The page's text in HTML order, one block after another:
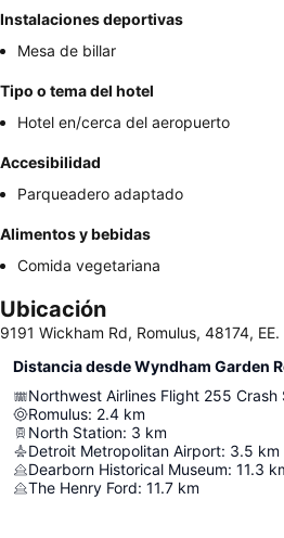
Instalaciones deportivas
Mesa de billar
Tipo o tema del hotel
Hotel en/cerca del aeropuerto
Accesibilidad
Parqueadero adaptado
Alimentos y bebidas
Comida vegetariana
Ubicación
9191 Wickham Rd, Romulus, 48174, EE.
Distancia desde Wyndham Garden
Romulus: 2.4 km
North Station: 3 km
Detroit Metropolitan Airport: 3.5 km
Dearborn Historical Museum: 11.3
The Henry Ford: 11.7 km